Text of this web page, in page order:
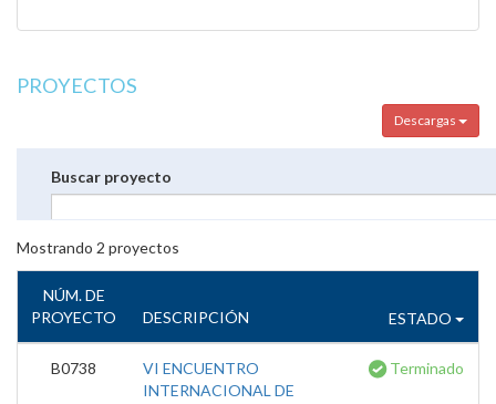
PROYECTOS
Descargas
Buscar proyecto
Mostrando 2 proyectos
NÚM. DE
PROYECTO
DESCRIPCIÓN ESTADO
B0738
VI ENCUENTRO
INTERNACIONAL DE
Terminado